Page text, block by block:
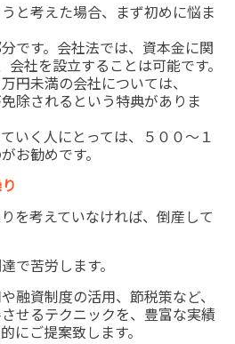
と考えた場合、まず初めに悩ま
です。会社法では、資本金に関
社を設立することは可能です。
円未満の会社については、
除されるという特典がありま
いく人にとっては、５００～１
お勧めです。
を考えていなければ、倒産して
で苦労します。
融資制度の活用、節税策など、
せるテクニックを、豊富な実績
にご提案致します。